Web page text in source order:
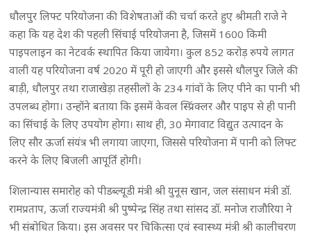
धौलपुर लिफ्ट परियोजना की विशेषताओं की चर्चा करते हुए श्रीमती राजे ने
कहा कि यह देश की पहली सिंचाई परियोजना है, जिसमें 1600 किमी
पाइपलाइन का नेटवर्क स्थापित किया जायेगा। कुल 852 करोड़ रुपये लागत
वाली यह परियोजना वर्ष 2020 में पूरी हो जाएगी और इससे धौलपुर जिले की
बाड़ी, धौलपुर तथा राजाखेड़ा तहसीलों के 234 गांवों के लिए पीने का पानी भी
उपलब्ध होगा। उन्होंने बताया कि इसमें केवल स्प्रिंक्लर और पाइप से ही पानी
का सिंचाई के लिए उपयोग होगा। साथ ही, 30 मेगावाट विद्युत उत्पादन के
लिए सौर ऊर्जा संयंत्र भी लगाया जाएगा, जिससे परियोजना में पानी को लिफ्ट
करने के लिए बिजली आपूर्ति होगी।
शिलान्यास समारोह को पीडब्ल्यूडी मंत्री श्री युनूस खान, जल संसाधन मंत्री डॉ.
रामप्रताप, ऊर्जा राज्यमंत्री श्री पुष्पेन्द्र सिंह तथा सांसद डॉ. मनोज राजौरिया ने
भी संबोधित किया। इस अवसर पर चिकित्सा एवं स्वास्थ्य मंत्री श्री कालीचरण